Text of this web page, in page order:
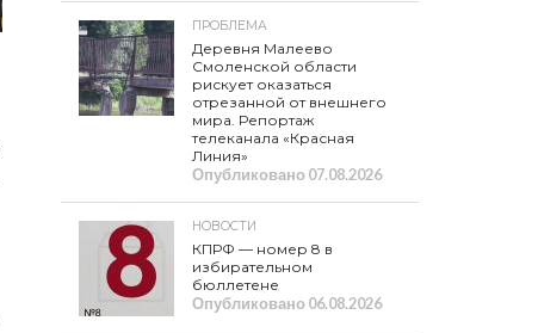
ПРОБЛЕМА
Деревня Малеево
Смоленской области
рискует оказаться
отрезанной от внешнего
мира. Репортаж
телеканала «Красная
Линия»
Опубликовано07.08.2026
НОВОСТИ
КПРФ — номер 8 в
избирательном
бюллетене
Опубликовано06.08.2026